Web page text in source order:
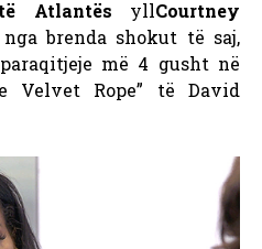
Atlantës yllCourtney
brenda shokut të saj,
më 4 gusht në
Velvet Rope” të David